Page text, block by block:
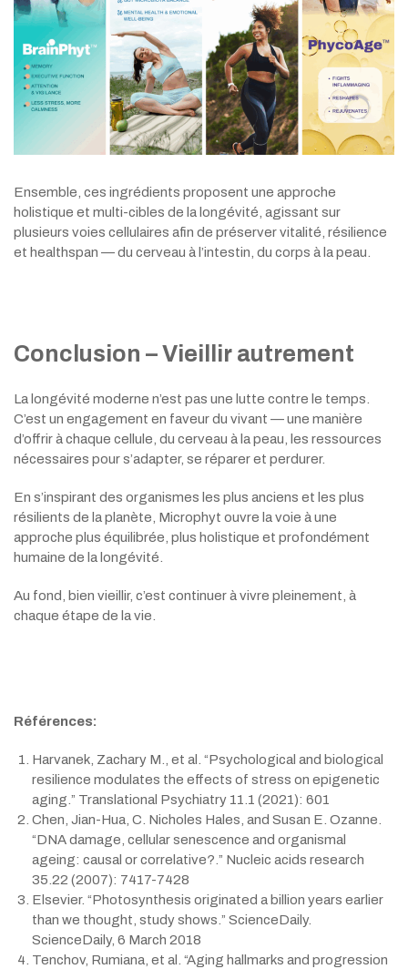
Ensemble, ces ingrédients proposent une approche
holistique et multi-cibles de la longévité, agissant sur
plusieurs voies cellulaires afin de préserver vitalité, résilience
et healthspan — du cerveau à l’intestin, du corps à la peau.
Conclusion – Vieillir autrement
La longévité moderne n’est pas une lutte contre le temps.
C’est un engagement en faveur du vivant — une manière
d’offrir à chaque cellule, du cerveau à la peau, les ressources
nécessaires pour s’adapter, se réparer et perdurer.
En s’inspirant des organismes les plus anciens et les plus
résilients de la planète, Microphyt ouvre la voie à une
approche plus équilibrée, plus holistique et profondément
humaine de la longévité.
Au fond, bien vieillir, c’est continuer à vivre pleinement, à
chaque étape de la vie.
Références:
Harvanek, Zachary M., et al. “Psychological and biological
resilience modulates the effects of stress on epigenetic
aging.” Translational Psychiatry 11.1 (2021): 601
Chen, Jian-Hua, C. Nicholes Hales, and Susan E. Ozanne.
“DNA damage, cellular senescence and organismal
ageing: causal or correlative?.” Nucleic acids research
35.22 (2007): 7417-7428
Elsevier. “Photosynthesis originated a billion years earlier
than we thought, study shows.” ScienceDaily.
ScienceDaily, 6 March 2018
Tenchov, Rumiana, et al. “Aging hallmarks and progression